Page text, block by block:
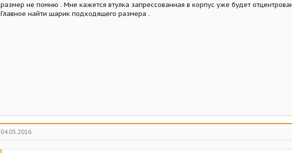
размер не помню . Мне кажется втулка запрессованная в корпус уже будет
Главное найти шарик подходящего размера .
04.05.2016